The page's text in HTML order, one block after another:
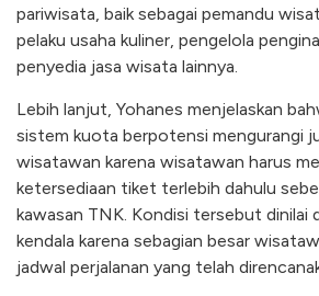
pariwisata, baik sebagai pemandu
pelaku usaha kuliner, pengelola
penyedia jasa wisata lainnya.
Lebih lanjut, Yohanes menjelaskan
sistem kuota berpotensi mengurangi
wisatawan karena wisatawan harus
ketersediaan tiket terlebih dahulu
kawasan TNK. Kondisi tersebut dinilai
kendala karena sebagian besar
jadwal perjalanan yang telah